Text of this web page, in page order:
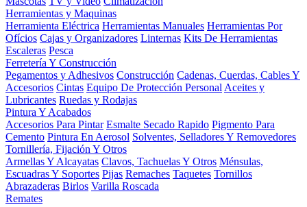
Herramientas y Maquinas
Herramienta Eléctrica Herramientas Manuales Herramientas Por
Ofícios Cajas y Organizadores Linternas Kits De Herramientas
Escaleras Pesca
Ferretería Y Construcción
Pegamentos y Adhesivos Construcción Cadenas, Cuerdas, Cables Y
Accesorios Cintas Equipo De Protección Personal Aceites y
Lubricantes Ruedas y Rodajas
Pintura Y Acabados
Accesorios Para Pintar Esmalte Secado Rapido Pigmento Para
Cemento Pintura En Aerosol Solventes, Selladores Y Removedores
Tornillería, Fijación Y Otros
Armellas Y Alcayatas Clavos, Tachuelas Y Otros Ménsulas,
Escuadras Y Soportes Pijas Remaches Taquetes Tornillos
Abrazaderas Birlos Varilla Roscada
Remates